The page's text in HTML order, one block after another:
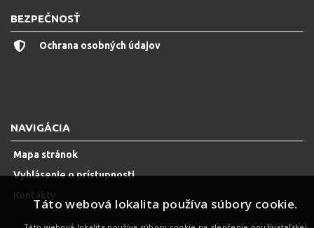
BEZPEČNOSŤ
Ochrana osobných údajov
NAVIGÁCIA
Mapa stránok
Vyhlásenie o prístupnosti
Táto webová lokalita používa súbory cookie.